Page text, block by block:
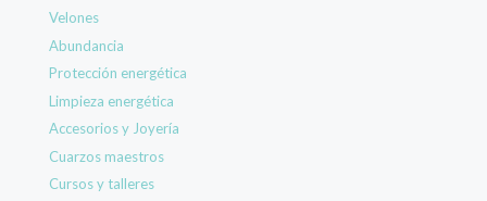
Velones
Abundancia
Protección energética
Limpieza energética
Accesorios y Joyería
Cuarzos maestros
Cursos y talleres